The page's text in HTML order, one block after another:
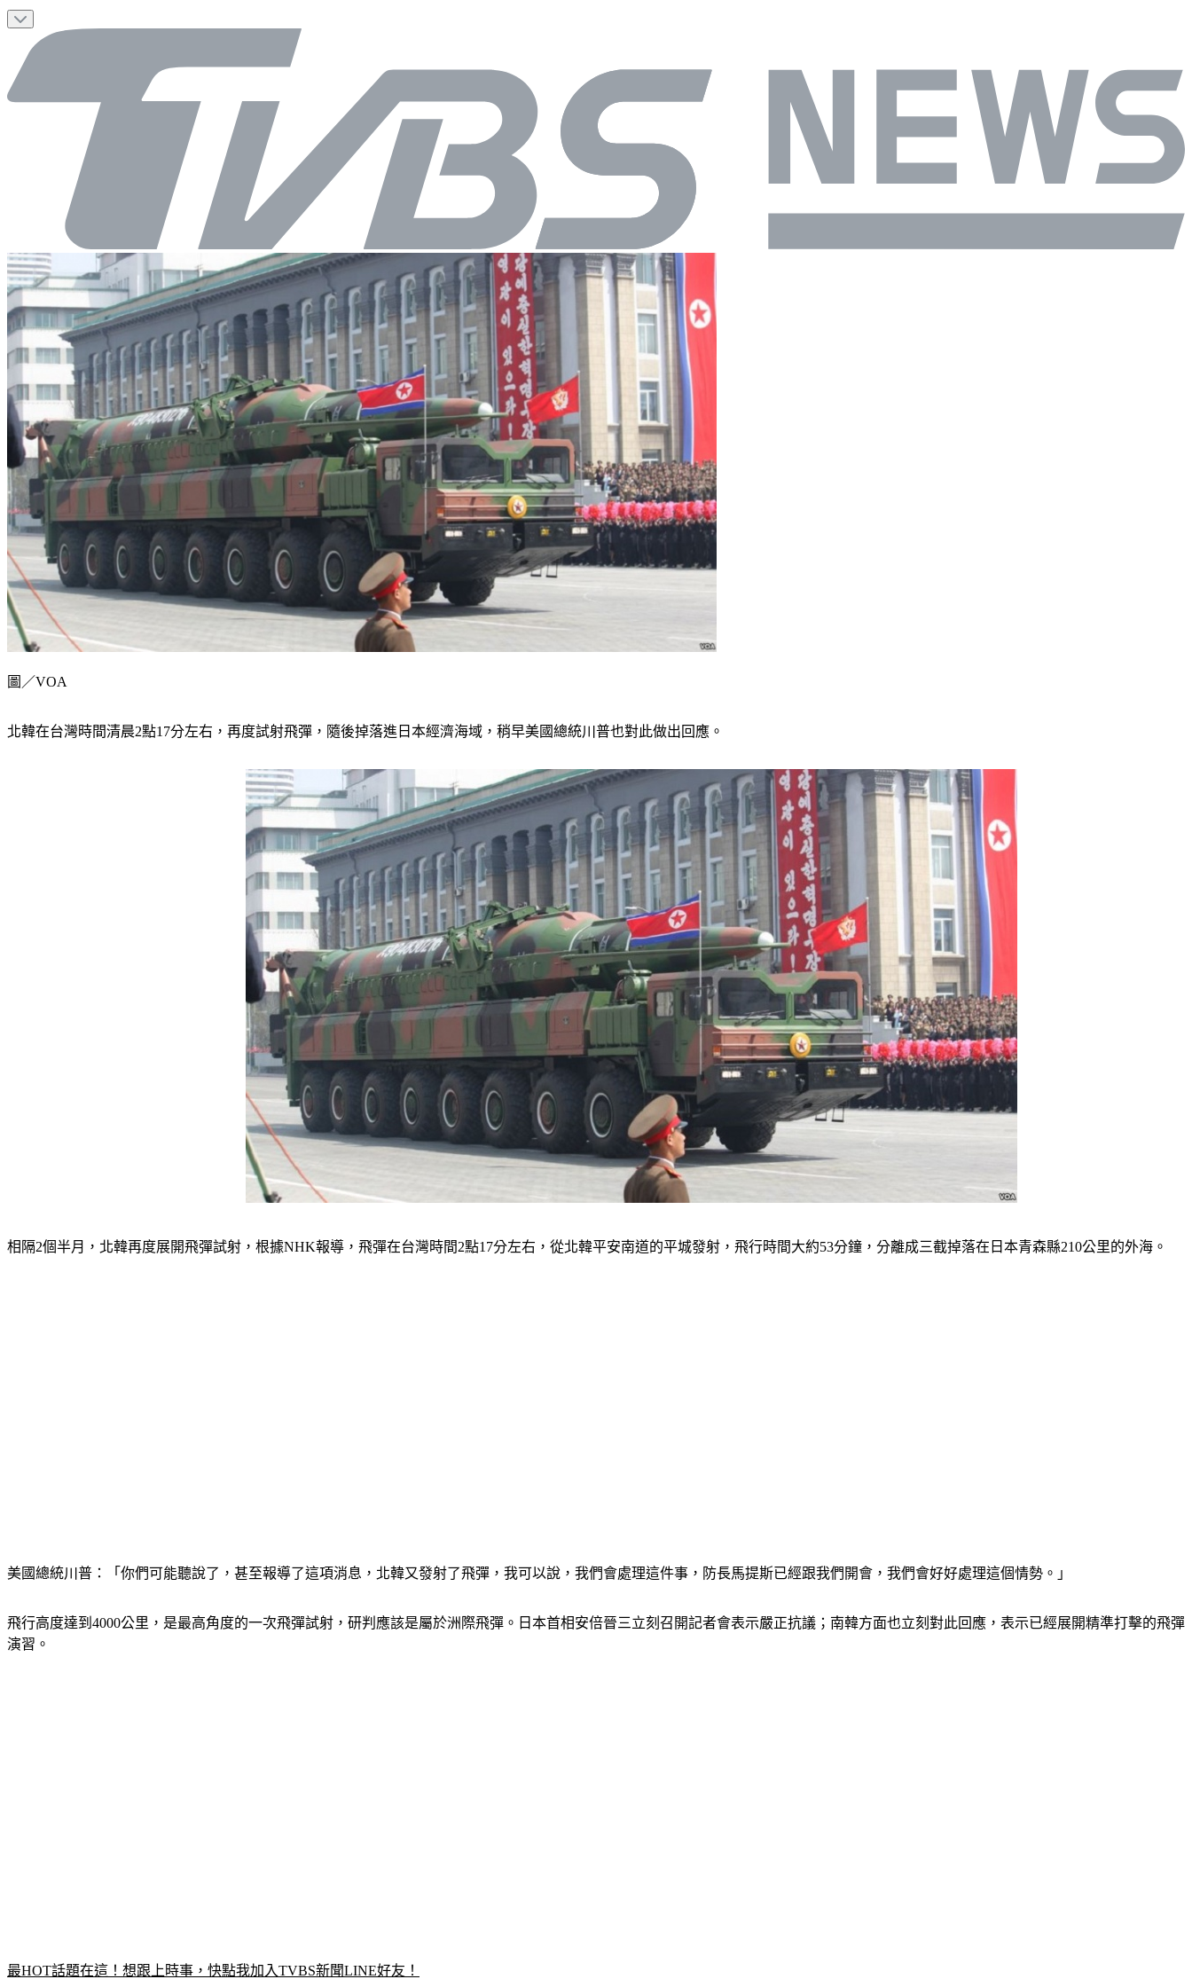
圖／VOA
北韓在台灣時間清晨2點17分左右，再度試射飛彈，隨後掉落進日本經濟海域，稍早美國總統川普也對此做出回應。
相隔2個半月，北韓再度展開飛彈試射，根據NHK報導，飛彈在台灣時間2點17分左右，從北韓平安南道的平城發射，飛行時間大約53分鐘，分離成三截掉落在日本青森縣210公里的外海。
美國總統川普：「你們可能聽說了，甚至報導了這項消息，北韓又發射了飛彈，我可以說，我們會處理這件事，防長馬提斯已經跟我們開會，我們會好好處理這個情勢。」
飛行高度達到4000公里，是最高角度的一次飛彈試射，研判應該是屬於洲際飛彈。日本首相安倍晉三立刻召開記者會表示嚴正抗議；南韓方面也立刻對此回應，表示已經展開精準打擊的飛彈
演習。
最HOT話題在這！想跟上時事，快點我加入TVBS新聞LINE好友！